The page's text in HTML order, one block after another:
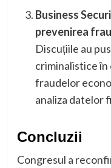
Business
prevenirea
Discuțiile au
criminalistice
fraudelor
analiza datelor
Concluzii
Congresul a